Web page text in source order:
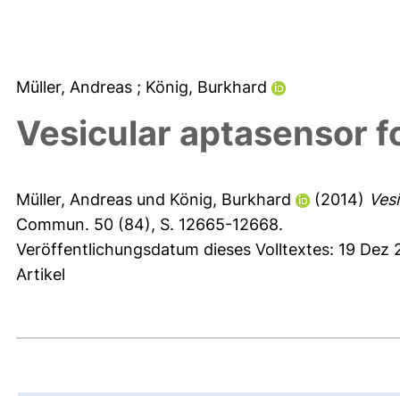
Müller, Andreas ; König, Burkhard
Vesicular aptasensor
Müller, Andreas und König, Burkhard (2014)
Commun. 50 (84), S. 12665-12668.
Veröffentlichungsdatum dieses Volltextes: 19 Dez
Artikel